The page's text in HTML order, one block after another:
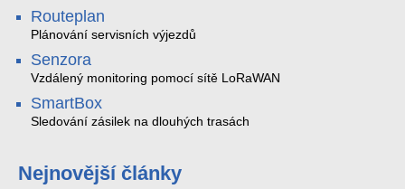
Routeplan
Plánování servisních výjezdů
Senzora
Vzdálený monitoring pomocí sítě LoRaWAN
SmartBox
Sledování zásilek na dlouhých trasách
Nejnovější články